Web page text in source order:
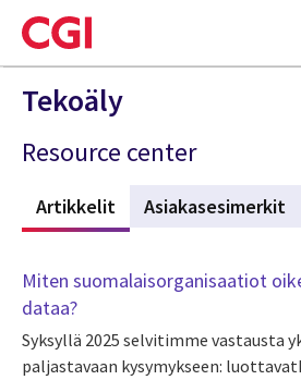
Skip
to
main
content
Tekoäly
Resource center
Artikkelit (active tab)
Asiakasesimerkit
Miten suomalaisorganisaatiot
dataa?
Syksyllä 2025 selvitimme vastausta
paljastavaan kysymykseen: